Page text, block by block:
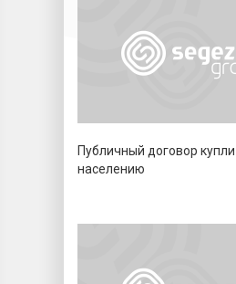
Публичный договор
населению